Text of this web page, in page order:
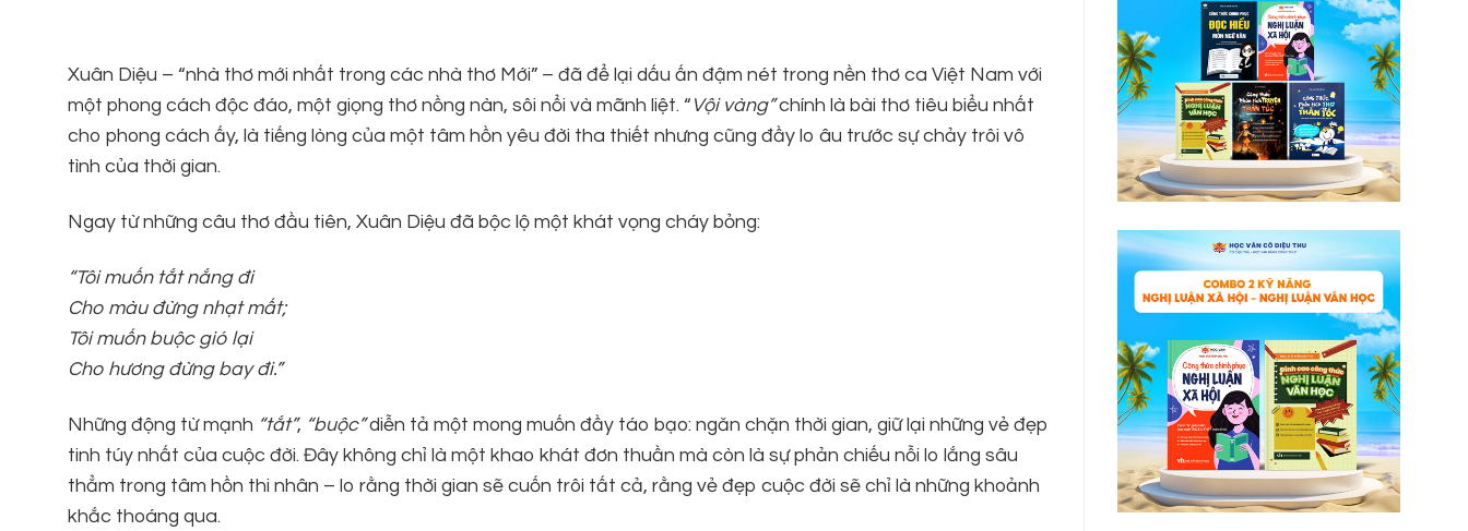
Xuân Diệu – “nhà thơ mới nhất trong các nhà thơ Mới” – đã để lại dấu ấn đậm nét trong nền thơ ca Việt Nam với
một phong cách độc đáo, một giọng thơ nồng nàn, sôi nổi và mãnh liệt. “ Vội vàng”chính là bài thơ tiêu biểu nhất
cho phong cách ấy, là tiếng lòng của một tâm hồn yêu đời tha thiết nhưng cũng đầy lo âu trước sự chảy trôi vô
tình của thời gian.
Ngay từ những câu thơ đầu tiên, Xuân Diệu đã bộc lộ một khát vọng cháy bỏng:
“Tôi muốn tắt nắng đi
Cho màu đừng nhạt mất;
Tôi muốn buộc gió lại
Cho hương đừng bay đi.”
Những động từ mạnh “tắt”, “buộc”diễn tả một mong muốn đầy táo bạo: ngăn chặn thời gian, giữ lại những vẻ đẹp
tinh túy nhất của cuộc đời. Đây không chỉ là một khao khát đơn thuần mà còn là sự phản chiếu nỗi lo lắng sâu
thẳm trong tâm hồn thi nhân – lo rằng thời gian sẽ cuốn trôi tất cả, rằng vẻ đẹp cuộc đời sẽ chỉ là những khoảnh
khắc thoáng qua.